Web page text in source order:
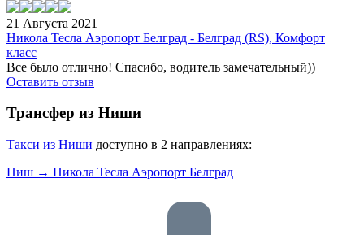
21 Августа 2021
Никола Тесла Аэропорт Белград - Белград (RS), Комфорт
класс
Все было отлично! Спасибо, водитель замечательный))
Оставить отзыв
Трансфер из Ниши
Tакси из Ниши доступно в 2 направлениях:
Ниш → Никола Тесла Аэропорт Белград